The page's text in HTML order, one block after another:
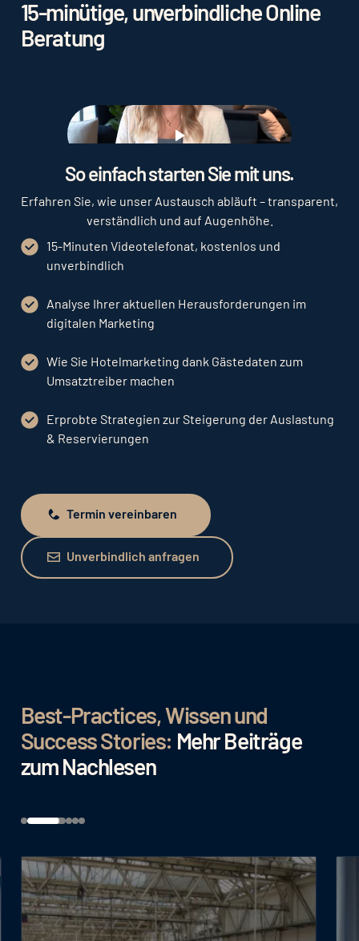
15-minütige, unverbindliche Online
Beratung
Play
So einfach starten Sie mit uns.
Erfahren Sie, wie unser Austausch abläuft – transparent,
verständlich und auf Augenhöhe.
15-Minuten Videotelefonat, kostenlos und
unverbindlich
Analyse Ihrer aktuellen Herausforderungen im
digitalen Marketing
Wie Sie Hotelmarketing dank Gästedaten zum
Umsatztreiber machen
Erprobte Strategien zur Steigerung der Auslastung
& Reservierungen
Termin vereinbaren
Termin vereinbaren
Unverbindlich anfragen
Unverbindlich anfragen
Best-Practices, Wissen und
Success Stories: Mehr Beiträge
zum Nachlesen